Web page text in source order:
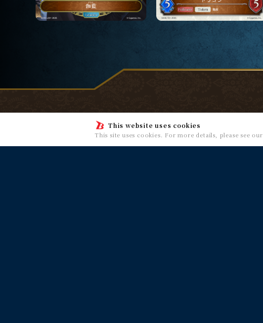
This website uses cookies
This site uses cookies. For more details, please see our